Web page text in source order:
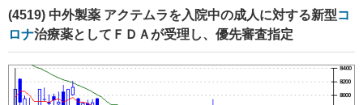
(4519) 中外製薬 アクテムラを入院中の成人に対する新型コ
ロナ治療薬としてＦＤＡが受理し、優先審査指定